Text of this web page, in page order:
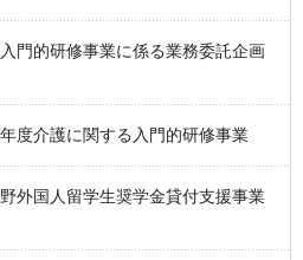
門的研修事業に係る業務委託企画
度介護に関する入門的研修事業
外国人留学生奨学金貸付支援事業